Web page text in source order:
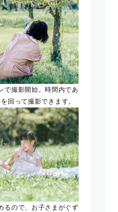
で撮影開始。時間内であ
回って撮影できます。
るので、お子さまがぐず